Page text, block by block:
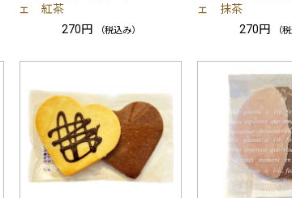
ェ 紅茶
270円
（税込み）
ェ 抹茶
270円
（